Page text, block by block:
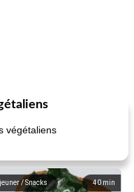
végétaliens
40 min
/ Snacks